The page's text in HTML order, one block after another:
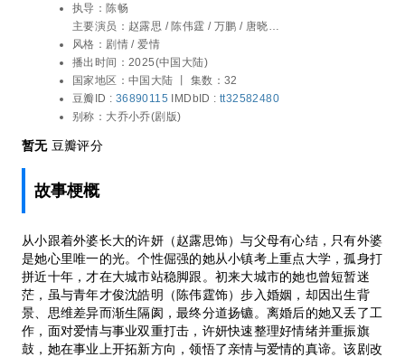
近十年，才在大城市站稳脚跟。初来大城市
的她也曾短暂迷茫，虽与青年才俊沈皓明
（陈伟霆饰）步入婚姻，却因出生背景、思
维差异而渐生隔阂，最终分道扬镳。离婚后
的她又丢了工作，面对爱情与事业双重打
击，许妍快速整理好情绪并重振旗鼓，她在
事业上开拓新方向，领悟了亲情与爱情的真
谛。该剧改编自张悦然的小说《大乔小
乔》。
执导：陈畅
主要演员： 赵露思 / 陈伟霆 / 万鹏 / 唐晓天 /
管梓净 / 钟雅婷 / 王伊瑶 / 许亚军 / 温峥嵘 /
范世錡 / 冯晖 / 刘敏
风格： 剧情 / 爱情
播出时间： 2025(中国大陆)
国家地区： 中国大陆 丨 集数：32
豆瓣ID : 36890115 IMDbID : tt32582480
别称： 大乔小乔(剧版)
暂无豆瓣评分
故事梗概
从小跟着外婆长大的许妍（赵露思饰）与父母有心结，只有外婆
是她心里唯一的光。个性倔强的她从小镇考上重点大学，孤身打
拼近十年，才在大城市站稳脚跟。初来大城市的她也曾短暂迷
茫，虽与青年才俊沈皓明（陈伟霆饰）步入婚姻，却因出生背
景、思维差异而渐生隔阂，最终分道扬镳。离婚后的她又丢了工
作，面对爱情与事业双重打击，许妍快速整理好情绪并重振旗
鼓，她在事业上开拓新方向，领悟了亲情与爱情的真谛。该剧改